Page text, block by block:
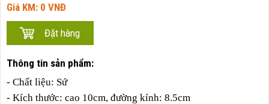
Giá KM: 0 VNĐ
Thông tin sản phẩm:
- Chất liệu: Sứ
- Kích thước: cao 10cm, đường kính: 8.5cm